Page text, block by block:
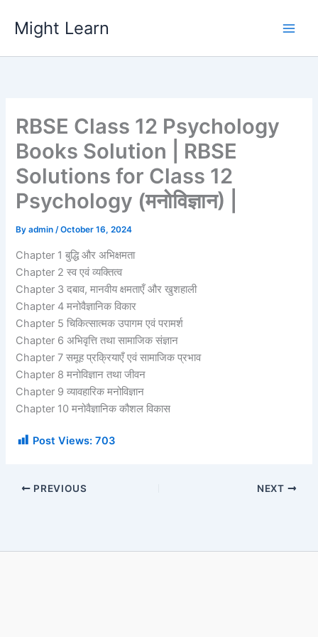
content
Might Learn
RBSE Class 12 Psychology
Books Solution | RBSE
Solutions for Class 12
Psychology (मनोविज्ञान) |
Byadmin/October 16, 2024
Chapter 1 बुद्धि और अभिक्षमता
Chapter 2 स्व एवं व्यक्तित्व
Chapter 3 दबाव, मानवीय क्षमताएँ और खुशहाली
Chapter 4 मनोवैज्ञानिक विकार
Chapter 5 चिकित्सात्मक उपागम एवं परामर्श
Chapter 6 अभिवृत्ति तथा सामाजिक संज्ञान
Chapter 7 समूह प्रक्रियाएँ एवं सामाजिक प्रभाव
Chapter 8 मनोविज्ञान तथा जीवन
Chapter 9 व्यावहारिक मनोविज्ञान
Chapter 10 मनोवैज्ञानिक कौशल विकास
Post Views: 703
PREVIOUS NEXT